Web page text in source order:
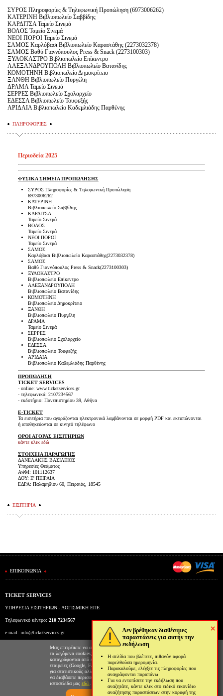
×
Δεν βρέθηκαν διαθέσιμες
παραστάσεις για αυτήν την
εκδήλωση
Η σελίδα που βλέπετε, πιθανόν αφορά
παρελθούσα ημερομηνία.
Παρακαλούμε, ελέγξτε τις πληροφορίες που
αναγράφονται παραπάνω
Για να εντοπίσετε την εκδήλωση που
αναζητάτε, κάντε κλικ στο ειδικό εικονίδιο
αναζήτησης παραστάσεων στην κορυφή της
ΣΥΡΟΣ Πληροφορίες & Τηλεφωνική Προπώληση (6973006262)
ΚΑΤΕΡΙΝΗ Βιβλιοπωλείο Σαββίδης
ΚΑΡΔΙΤΣΑ Ταμείο Σινεμά
ΒΟΛΟΣ Ταμείο Σινεμά
ΝΕΟΙ ΠΟΡΟΙ Ταμείο Σινεμά
ΣΑΜΟΣ Καρλόβασι Βιβλιοπωλείο Καραστάθης (2273032378)
ΣΑΜΟΣ Βαθύ Γιαννόπουλος Press & Snack (2273100303)
ΞΥΛΟΚΑΣΤΡΟ Βιβλιοπωλείο Επίκεντρο
ΑΛΕΞΑΝΔΡΟΥΠΟΛΗ Βιβλιοπωλείο Βατανίδης
ΚΟΜΟΤΗΝΗ Βιβλιοπωλείο Δημοκρίτειο
ΞΑΝΘΗ Βιβλιοπωλείο Πυργέλη
ΔΡΑΜΑ Ταμείο Σινεμά
ΣΕΡΡΕΣ Βιβλιοπωλείο Σχολαρχείο
ΕΔΕΣΣΑ Βιβλιοπωλείο Τουφεξής
ΑΡΙΔΑΙΑ Βιβλιοπωλείο Καδεμλιάδης Παρθένης
ΠΛΗΡΟΦΟΡΙΕΣ
Περιοδεία 2025
ΦΥΣΙΚΑ ΣΗΜΕΙΑ ΠΡΟΠΩΛΗΣΗΣ
ΣΥΡΟΣ Πληροφορίες & Τηλεφωνική Προπώληση
6973006262
ΚΑΤΕΡΙΝΗ
Βιβλιοπωλείο Σαββίδης
ΚΑΡΔΙΤΣΑ
Ταμείο Σινεμά
ΒΟΛΟΣ
Ταμείο Σινεμά
ΝΕΟΙ ΠΟΡΟΙ
Ταμείο Σινεμά
ΣΑΜΟΣ
Καρλόβασι Βιβλιοπωλείο Καραστάθης(2273032378)
ΣΑΜΟΣ
Βαθύ Γιαννόπουλος Press & Snack(2273100303)
ΞΥΛΟΚΑΣΤΡΟ
Βιβλιοπωλείο Επίκεντρο
ΑΛΕΞΑΝΔΡΟΥΠΟΛΗ
Βιβλιοπωλείο Βατανίδης
ΚΟΜΟΤΗΝΗ
Βιβλιοπωλείο Δημοκρίτειο
ΞΑΝΘΗ
Βιβλιοπωλείο Πυργέλη
ΔΡΑΜΑ
Ταμείο Σινεμά
ΣΕΡΡΕΣ
Βιβλιοπωλείο Σχολαρχείο
ΕΔΕΣΣΑ
Βιβλιοπωλείο Τουφεξής
ΑΡΙΔΑΙΑ
Βιβλιοπωλείο Καδεμλιάδης Παρθένης
ΠΡΟΠΩΛΗΣΗ
TICKET SERVICES
- online: www.ticketservices.gr
- τηλεφωνικά: 2107234567
- εκδοτήριο: Πανεπιστημίου 39, Αθήνα
E-TICKET
Τα εισιτήρια που αγοράζονται ηλεκτρονικά λαμβάνονται σε μορφή PDF και εκτυπώνονται
ή αποθηκεύονται σε κινητό τηλέφωνο
ΟΡΟΙ ΑΓΟΡΑΣ ΕΙΣΙΤΗΡΙΩΝ
κάντε κλικ εδώ
ΣΤΟΙΧΕΙΑ ΠΑΡΑΓΩΓΗΣ
ΔΑΝΕΛΑΚΗΣ ΒΑΣΙΛΕΙΟΣ
Υπηρεσίες Θεάματος
ΑΦΜ: 101112637
ΔΟΥ: Ε' ΠΕΙΡΑΙΑ
ΕΔΡΑ: Παλαμηδίου 60, Πειραιάς, 18545
ΕΙΣΙΤΗΡΙΑ
ΕΠΙΚΟΙΝΩΝΙΑ
TICKET SERVICES
ΥΠΗΡΕΣΙΑ ΕΙΣΙΤΗΡΙΩΝ - ΛΟΓΙΣΜΙΚΗ ΕΠΕ
Τηλεφωνικό κέντρο: 210 7234567
e-mail: info@ticketservices.gr
Εκδοτήριο: Πανεπιστημίου 39 (Στοά Πεσμαζόγλου), Αθήνα
Ώρες λειτουργίας εκδοτηρίου: Δευ-Παρ: 9πμ-5μμ
Μας επιτρέπετε να αποθηκεύουμε στον φυλλομετρητή σας
τα λεγόμενα cookies; Με αυτόν τον τρόπο θα
καταγράφονται από εμάς και τρίτες συνεργαζόμενες
εταιρείες (Google, Facebook κτλ) στοιχεία επισκεψιμότητας
για στατιστικούς αλλά και διαφημιστικούς λόγους. Μπορείτε
να διαβάσετε περισσότερα για την χρήση cookies από την
ιστοσελίδα μας εδώ